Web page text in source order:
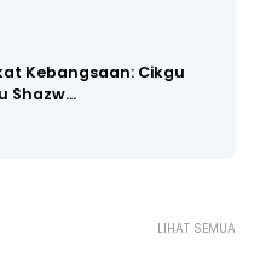
Kebangsaan: Cikgu
Shazw…
LIHAT SEMUA